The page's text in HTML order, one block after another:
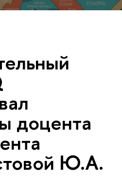
доцента
Ю.А.